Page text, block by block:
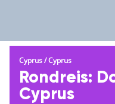
Cyprus/Cyprus
Rondreis:
Cyprus